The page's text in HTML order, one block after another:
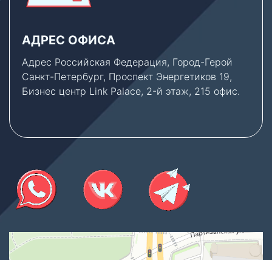
АДРЕС ОФИСА
Адрес Российская Федерация, Город-Герой
Санкт-Петербург, Проспект Энергетиков 19,
Бизнес центр Link Palace, 2-й этаж, 215 офис.
Thermex Store
Котлы и котельное оборудование в Санкт‑Петербурге
Водонагреватели в Санкт‑Петербурге